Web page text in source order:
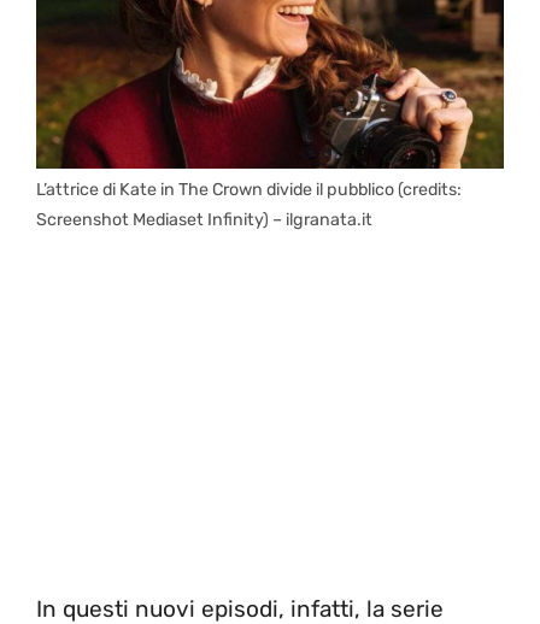
L’attrice di Kate in The Crown divide il pubblico (credits:
Screenshot Mediaset Infinity) – ilgranata.it
In questi nuovi episodi, infatti, la serie